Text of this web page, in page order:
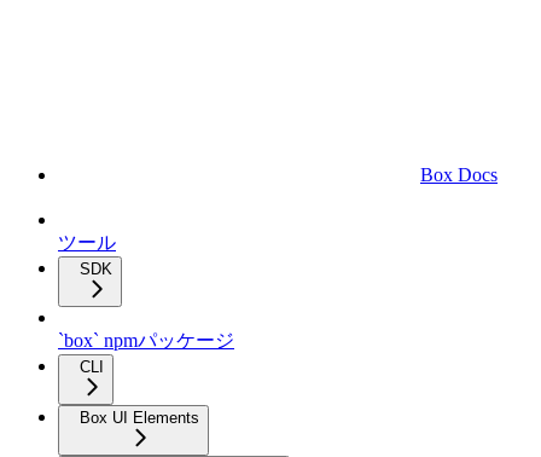
Box Docs
ツール
SDK
`box` npmパッケージ
CLI
Box UI Elements